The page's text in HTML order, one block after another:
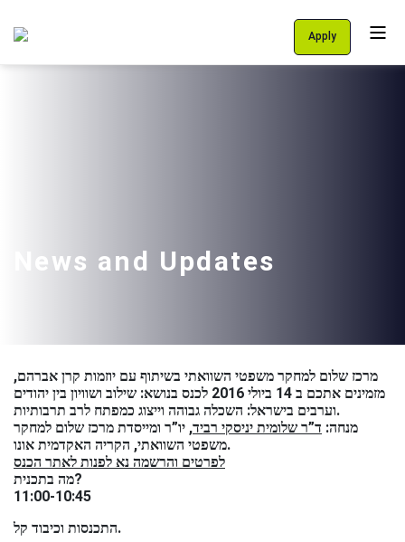
Support Us
عربيه let's talk
Apply
News and Updates
מרכז שלום למחקר משפטי השוואתי בשיתוף עם יוזמות קרן אברהם,
מזמינים אתכם ב 14 ביולי 2016 לכנס בנושא: שילוב ושוויון בין יהודים
וערבים בישראל: השכלה גבוהה וייצוג כמפתח לרב תרבותיות.
מנחה: ד”ר שלומית יניסקי רביד, יו”ר ומייסדת מרכז שלום למחקר
משפטי השוואתי, הקריה האקדמית אונו.
לפרטים והרשמה נא לפנות לאתר הכנס
מה בתכנית?
11:00-10:45
התכנסות וכיבוד קל.